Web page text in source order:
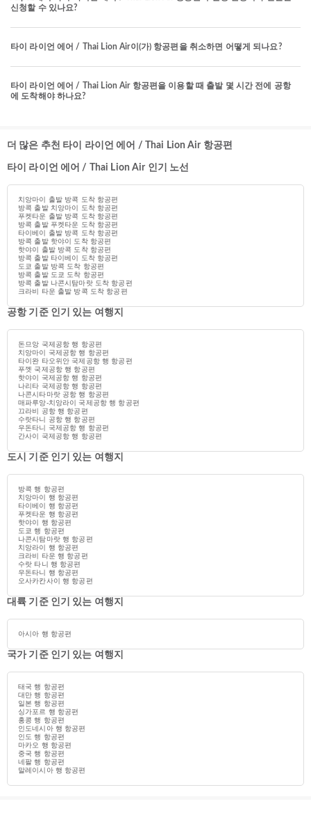
신청할 수 있나요?
타이 라이언 에어 / Thai Lion Air이(가) 항공편을 취소하면 어떻게 되나요?
타이 라이언 에어 / Thai Lion Air 항공편을 이용할 때 출발 몇 시간 전에 공항
에 도착해야 하나요?
더 많은 추천 타이 라이언 에어 / Thai Lion Air 항공편
타이 라이언 에어 / Thai Lion Air 인기 노선
치앙마이 출발 방콕 도착 항공편
방콕 출발 치앙마이 도착 항공편
푸켓타운 출발 방콕 도착 항공편
방콕 출발 푸켓타운 도착 항공편
타이베이 출발 방콕 도착 항공편
방콕 출발 핫야이 도착 항공편
핫야이 출발 방콕 도착 항공편
방콕 출발 타이베이 도착 항공편
도쿄 출발 방콕 도착 항공편
방콕 출발 도쿄 도착 항공편
방콕 출발 나콘시탐마랏 도착 항공편
크라비 타운 출발 방콕 도착 항공편
공항 기준 인기 있는 여행지
돈므앙 국제공항 행 항공편
치앙마이 국제공항 행 항공편
타이완 타오위안 국제공항 행 항공편
푸껫 국제공항 행 항공편
핫야이 국제공항 행 항공편
나리타 국제공항 행 항공편
나콘시타마랏 공항 행 항공편
매파루앙-치앙라이 국제공항 행 항공편
끄라비 공항 행 항공편
수랏타니 공항 행 항공편
우돈타니 국제공항 행 항공편
간사이 국제공항 행 항공편
도시 기준 인기 있는 여행지
방콕 행 항공편
치앙마이 행 항공편
타이베이 행 항공편
푸켓타운 행 항공편
핫야이 행 항공편
도쿄 행 항공편
나콘시탐마랏 행 항공편
치앙라이 행 항공편
크라비 타운 행 항공편
수랏 타니 행 항공편
우돈타니 행 항공편
오사카칸사이 행 항공편
대륙 기준 인기 있는 여행지
아시아 행 항공편
국가 기준 인기 있는 여행지
태국 행 항공편
대만 행 항공편
일본 행 항공편
싱가포르 행 항공편
홍콩 행 항공편
인도네시아 행 항공편
인도 행 항공편
마카오 행 항공편
중국 행 항공편
네팔 행 항공편
말레이시아 행 항공편